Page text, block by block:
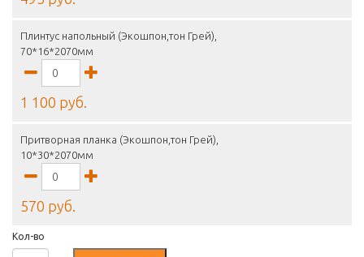
Плинтус напольный (Экошпон,тон Грей),
70*16*2070мм
1 100 руб.
Притворная планка (Экошпон,тон Грей),
10*30*2070мм
570 руб.
Кол-во